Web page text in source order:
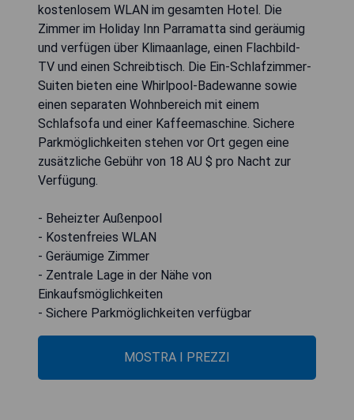
kostenlosem WLAN im gesamten Hotel. Die
Zimmer im Holiday Inn Parramatta sind geräumig
und verfügen über Klimaanlage, einen Flachbild-
TV und einen Schreibtisch. Die Ein-Schlafzimmer-
Suiten bieten eine Whirlpool-Badewanne sowie
einen separaten Wohnbereich mit einem
Schlafsofa und einer Kaffeemaschine. Sichere
Parkmöglichkeiten stehen vor Ort gegen eine
zusätzliche Gebühr von 18 AU $ pro Nacht zur
Verfügung.
- Beheizter Außenpool
- Kostenfreies WLAN
- Geräumige Zimmer
- Zentrale Lage in der Nähe von
Einkaufsmöglichkeiten
- Sichere Parkmöglichkeiten verfügbar
MOSTRA I PREZZI